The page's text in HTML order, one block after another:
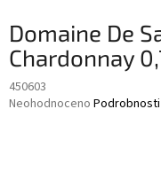
Domaine De
Chardonnay
450603
Průměrné
Neohodnoceno